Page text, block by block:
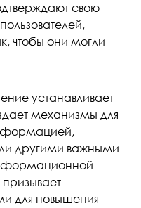
свою
чтобы они могли
устанавливает
механизмы для
другими важными
для повышения